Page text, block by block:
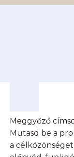
Meggyőző
Mutasd be a
a